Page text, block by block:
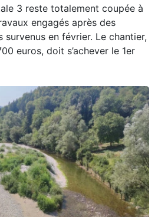
3 reste totalement coupée à
engagés après des
survenus en février. Le chantier,
euros, doit s’achever le 1er